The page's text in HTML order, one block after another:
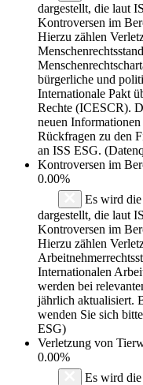
dargestellt, die laut
Kontroversen im
Hierzu zählen
bürgerliche und
Internationale Pakt
Rechte (ICESCR).
neuen
Rückfragen zu den
an ISS ESG.
Kontroversen im
0.00%
Es wird
dargestellt, die laut
Kontroversen im
Hierzu zählen
Internationalen
werden bei
jährlich aktualisiert.
wenden Sie sich
ESG)
Verletzung von
0.00%
Es wird